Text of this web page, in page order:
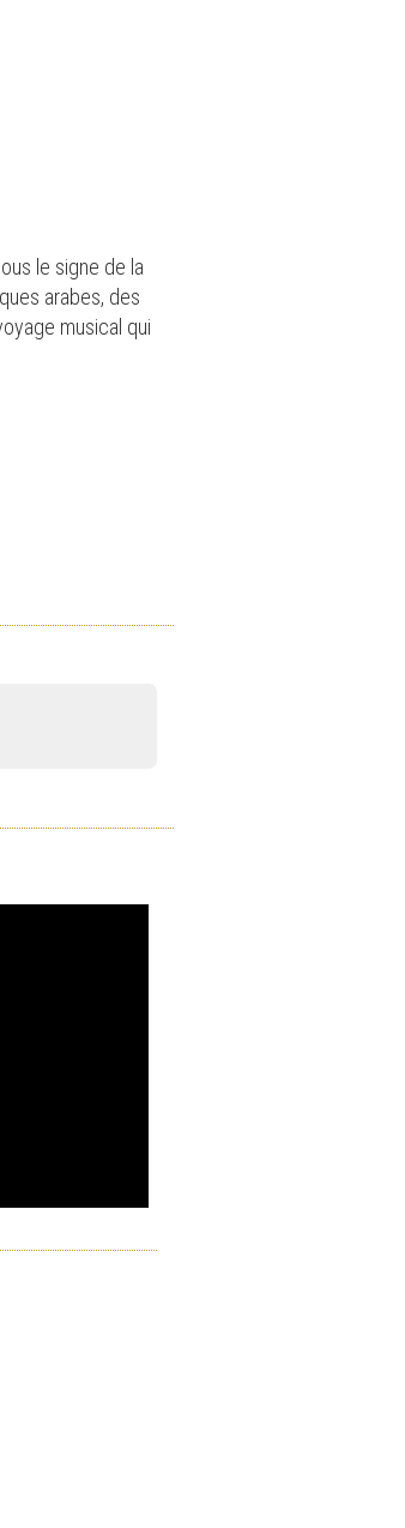
le signe de la
arabes, des
musical qui